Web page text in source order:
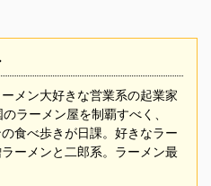
メン大好きな営業系の起業家
ラーメン屋を制覇すべく、
食べ歩きが日課。好きなラー
ラーメンと二郎系。ラーメン最